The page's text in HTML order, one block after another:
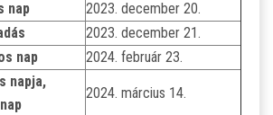
nap
2023. december 20.
2023. december 21.
nap
2024. február 23.
napja,
2024. március 14.